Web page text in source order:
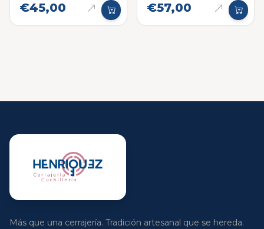
€45,00 €57,00
Más que una cerrajería. Tradición artesanal que se hereda.